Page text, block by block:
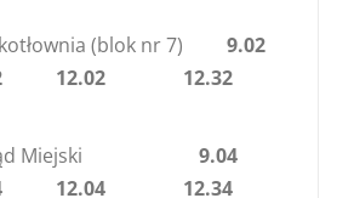
(blok nr 7) 9.02
12.02 12.32
Miejski 9.04
12.04 12.34